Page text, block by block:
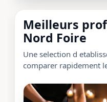
Meilleurs
Nord Foire
Une selection d
comparer rapidement